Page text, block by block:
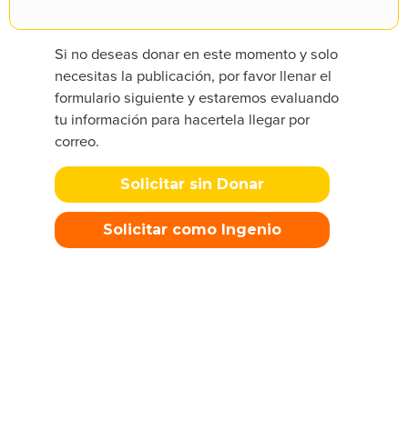
Si no deseas donar en este momento y solo
necesitas la publicación, por favor llenar el
formulario siguiente y estaremos evaluando
tu información para hacertela llegar por
correo.
Solicitar sin Donar
Solicitar como Ingenio